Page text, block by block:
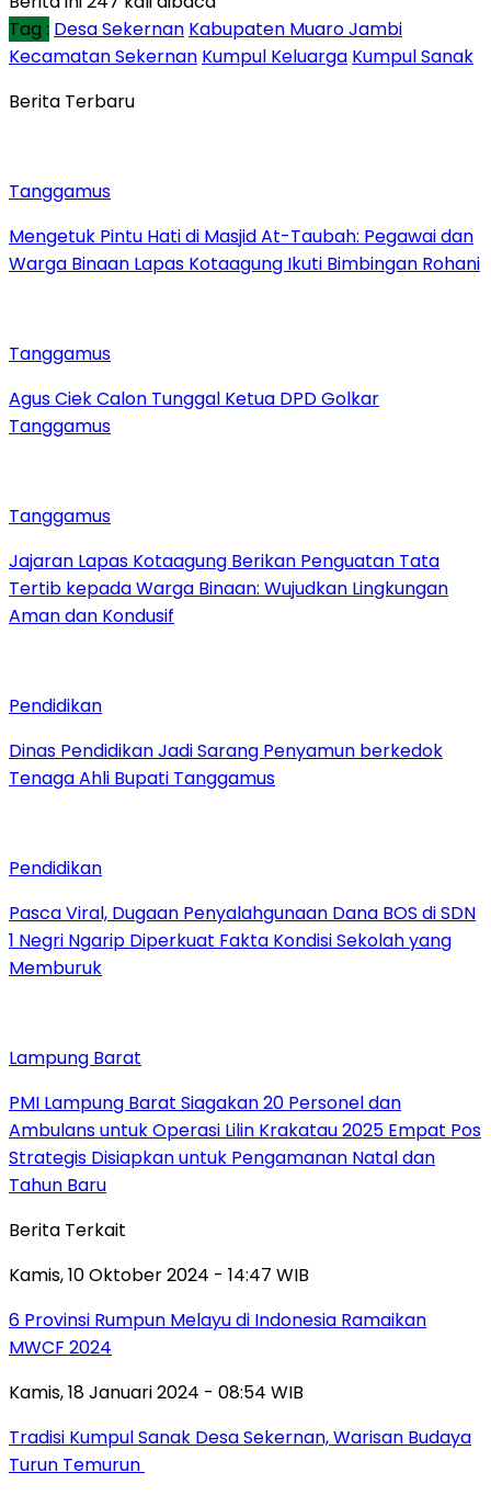
Tag : Desa Sekernan Kabupaten Muaro Jambi
Kecamatan Sekernan Kumpul Keluarga Kumpul Sanak
Berita Terbaru
Tanggamus
Mengetuk Pintu Hati di Masjid At-Taubah: Pegawai dan
Warga Binaan Lapas Kotaagung Ikuti Bimbingan Rohani
Tanggamus
Agus Ciek Calon Tunggal Ketua DPD Golkar
Tanggamus
Tanggamus
Jajaran Lapas Kotaagung Berikan Penguatan Tata
Tertib kepada Warga Binaan: Wujudkan Lingkungan
Aman dan Kondusif
Pendidikan
Dinas Pendidikan Jadi Sarang Penyamun berkedok
Tenaga Ahli Bupati Tanggamus
Pendidikan
Pasca Viral, Dugaan Penyalahgunaan Dana BOS di SDN
1 Negri Ngarip Diperkuat Fakta Kondisi Sekolah yang
Memburuk
Lampung Barat
PMI Lampung Barat Siagakan 20 Personel dan
Ambulans untuk Operasi Lilin Krakatau 2025 Empat Pos
Strategis Disiapkan untuk Pengamanan Natal dan
Tahun Baru
Berita Terkait
Kamis, 10 Oktober 2024 - 14:47 WIB
6 Provinsi Rumpun Melayu di Indonesia Ramaikan
MWCF 2024
Kamis, 18 Januari 2024 - 08:54 WIB
Tradisi Kumpul Sanak Desa Sekernan, Warisan Budaya
Turun Temurun